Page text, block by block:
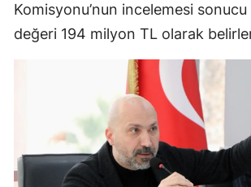
Komisyonu’nun incelemesi sonucu
değeri 194 milyon TL olarak